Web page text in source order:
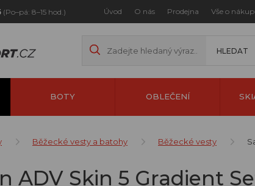
(Po–pá: 8–15 hod.) Úvod O nás Prodejna Vše o
BOTY OBLEČENÍ
Běžecké vesty a batohy Běžecké vesty
ADV Skin 5 Gradient